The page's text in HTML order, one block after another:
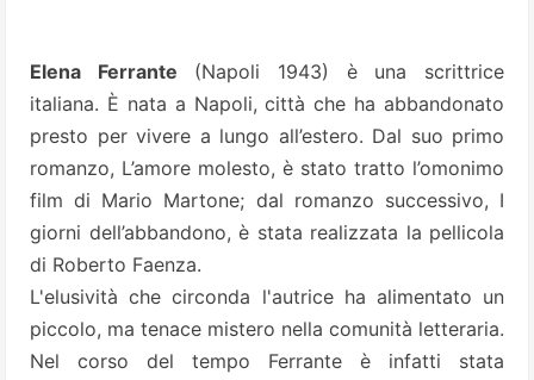
Elena Ferrante (Napoli 1943) è una scrittrice
italiana. È nata a Napoli, città che ha abbandonato
presto per vivere a lungo all’estero. Dal suo primo
romanzo, L’amore molesto, è stato tratto l’omonimo
film di Mario Martone; dal romanzo successivo, I
giorni dell’abbandono, è stata realizzata la pellicola
di Roberto Faenza.
L'elusività che circonda l'autrice ha alimentato un
piccolo, ma tenace mistero nella comunità letteraria.
Nel corso del tempo Ferrante è infatti stata